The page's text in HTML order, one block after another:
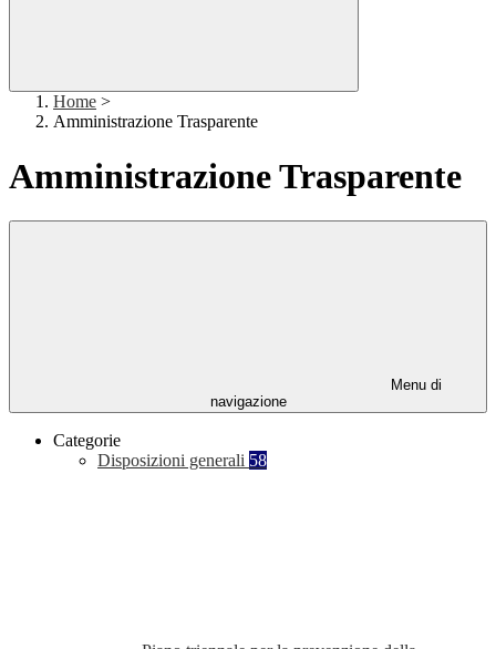
Home >
Amministrazione Trasparente
Amministrazione Trasparente
Menu di
navigazione
Categorie
Disposizioni generali 58